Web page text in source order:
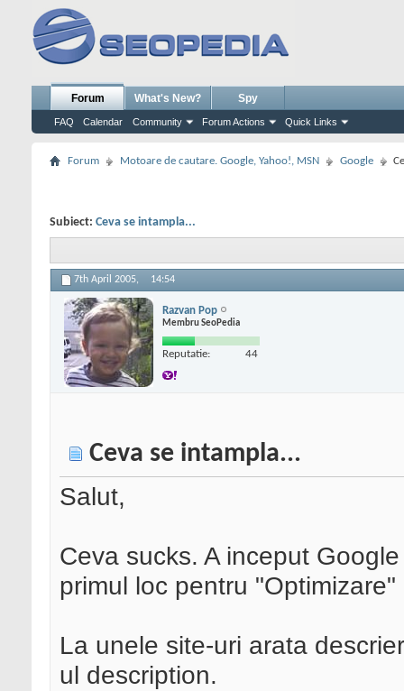
Forum
FAQ Calendar Community Forum Actions Quick Links
What's New? Spy
Forum Motoare de cautare. Google, Yahoo!, MSN Google
Subiect: Ceva se intampla...
7th April 2005, 14:54
Razvan Pop
Membru SeoPedia
Reputatie: 44
Ceva se intampla...
Salut,
Ceva sucks. A inceput
primul loc pentru
La unele site-uri arata
ul description.